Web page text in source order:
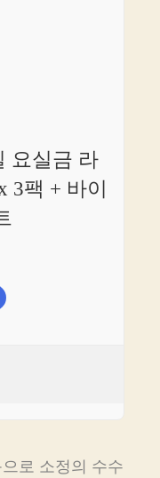
요실금 라
3팩 + 바이
로 소정의 수수